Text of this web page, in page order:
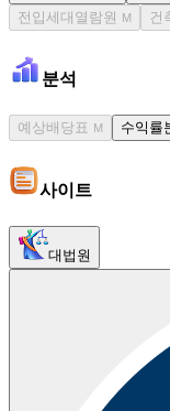
전입세대열람원
M 건
분석
예상배당표 M 수익률
사이트
대법원